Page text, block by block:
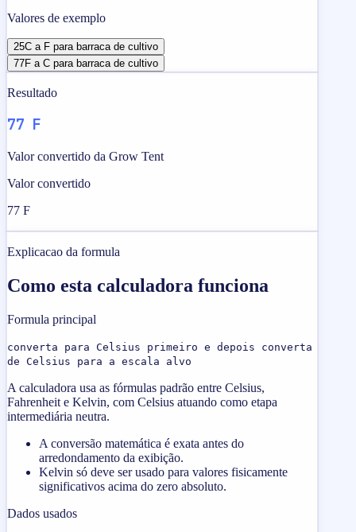
Valores de exemplo
25C a F para barraca de cultivo
77F a C para barraca de cultivo
Resultado
77 F
Valor convertido da Grow Tent
Valor convertido
77 F
Explicacao da formula
Como esta calculadora funciona
Formula principal
converta para Celsius primeiro e depois converta
de Celsius para a escala alvo
A calculadora usa as fórmulas padrão entre Celsius,
Fahrenheit e Kelvin, com Celsius atuando como etapa
intermediária neutra.
A conversão matemática é exata antes do
arredondamento da exibição.
Kelvin só deve ser usado para valores fisicamente
significativos acima do zero absoluto.
Dados usados